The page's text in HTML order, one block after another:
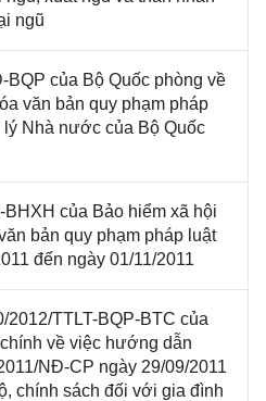
ngũ
BQP của Bộ Quốc phòng về
văn bản quy phạm pháp
lý Nhà nước của Bộ Quốc
của Bảo hiểm xã hội
bản quy phạm pháp luật
đến ngày 01/11/2011
2012/TTLT-BQP-BTC của
về việc hướng dẫn
NĐ-CP ngày 29/09/2011
chính sách đối với gia đình